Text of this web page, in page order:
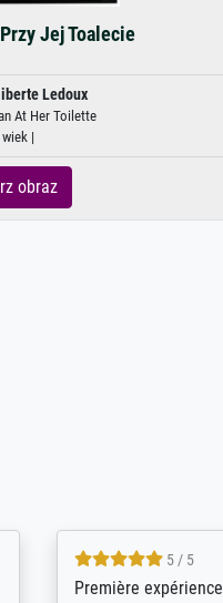
Jej Toalecie
Ledoux
At Her Toilette
|
obraz
4.8 / 5
Qualité absolument